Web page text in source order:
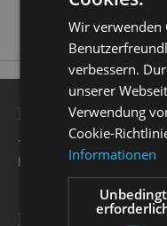
+49 351 32042 222
NEWSLETTER
Wir verwenden
verbessern.
unserer
Verwendung
Cookie-
Informationen
Unbedingt